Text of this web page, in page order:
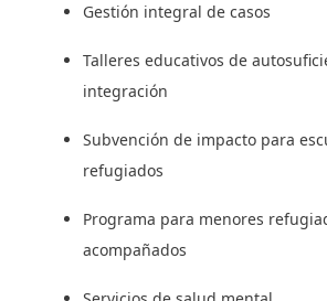
Gestión integral de casos
Talleres educativos de
integración
Subvención de impacto para
refugiados
Programa para menores
acompañados